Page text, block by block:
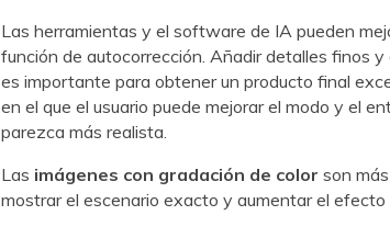
Las herramientas y el software de IA pueden
función de autocorrección.󠀲󠀡󠀠󠀡󠀨󠀦󠀨󠀧󠀣󠀳󠀰 Añadir detalles finos
es importante para obtener un producto final
en el que el usuario puede mejorar el modo y el
parezca más realista.󠀲󠀡󠀠󠀡󠀨󠀦󠀨󠀧󠀥󠀳
󠀰Las imágenes con gradación de color son
mostrar el escenario exacto y aumentar el efecto